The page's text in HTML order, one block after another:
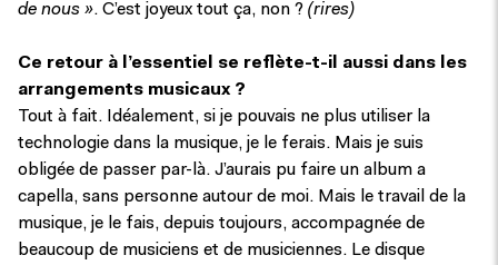
de nous ». C’est joyeux tout ça, non ? (rires)
Ce retour à l’essentiel se reflète-t-il aussi dans les
arrangements musicaux ?
Tout à fait. Idéalement, si je pouvais ne plus utiliser la
technologie dans la musique, je le ferais. Mais je suis
obligée de passer par-là. J’aurais pu faire un album a
capella, sans personne autour de moi. Mais le travail de la
musique, je le fais, depuis toujours, accompagnée de
beaucoup de musiciens et de musiciennes. Le disque